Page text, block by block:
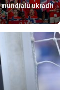
mundialu ukradli